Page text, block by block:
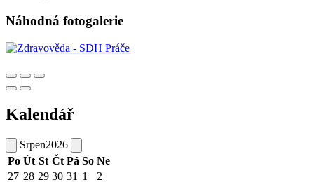
Náhodná fotogalerie
Kalendář
Srpen2026
Po Út St Čt Pá So Ne
27 28 29 30 31 1
2